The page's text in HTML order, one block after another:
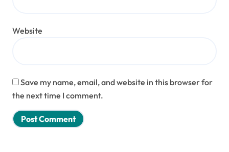
Website
Save my name, email, and website in this browser for
the next time I comment.